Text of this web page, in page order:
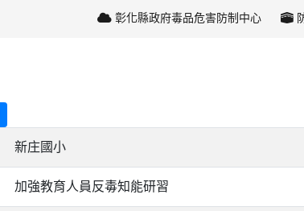
彰化縣政府毒品危害防制中心
新庄國小
加強教育人員反毒知能研習